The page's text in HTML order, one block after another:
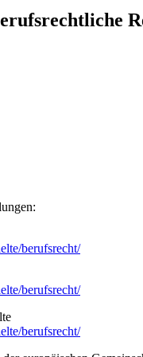
berufsrecht/
berufsrecht/
berufsrecht/